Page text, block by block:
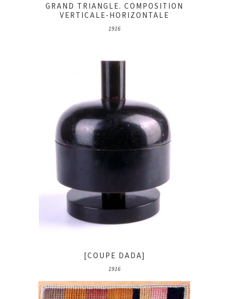
GRAND TRIANGLE. COMPOSITION
VERTICALE-HORIZONTALE
1916
[COUPE DADA]
1916